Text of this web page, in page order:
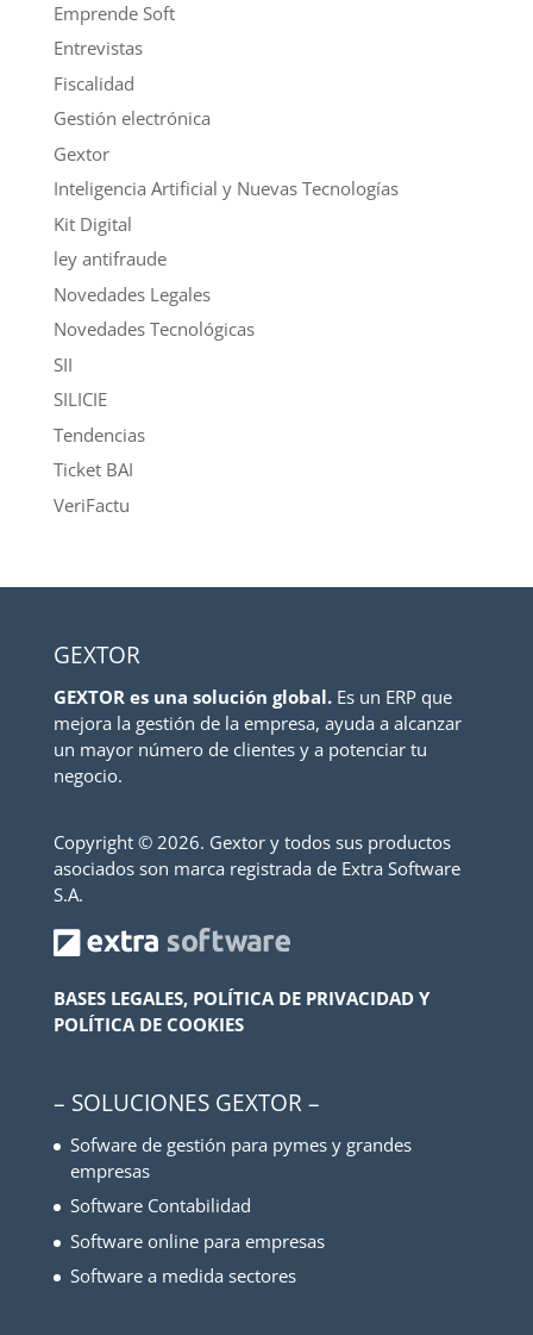
Emprende Soft
Entrevistas
Fiscalidad
Gestión electrónica
Gextor
Inteligencia Artificial y Nuevas Tecnologías
Kit Digital
ley antifraude
Novedades Legales
Novedades Tecnológicas
SII
SILICIE
Tendencias
Ticket BAI
VeriFactu
GEXTOR
GEXTOR es una solución global.Es un ERP que
mejora la gestión de la empresa, ayuda a alcanzar
un mayor número de clientes y a potenciar tu
negocio.
Copyright © 2026. Gextor y todos sus productos
asociados son marca registrada de Extra Software
S.A.
BASES LEGALES, POLÍTICA DE PRIVACIDAD Y
POLÍTICA DE COOKIES
– SOLUCIONES GEXTOR –
Sofware de gestión para pymes y grandes
empresas
Software Contabilidad
Software online para empresas
Software a medida sectores